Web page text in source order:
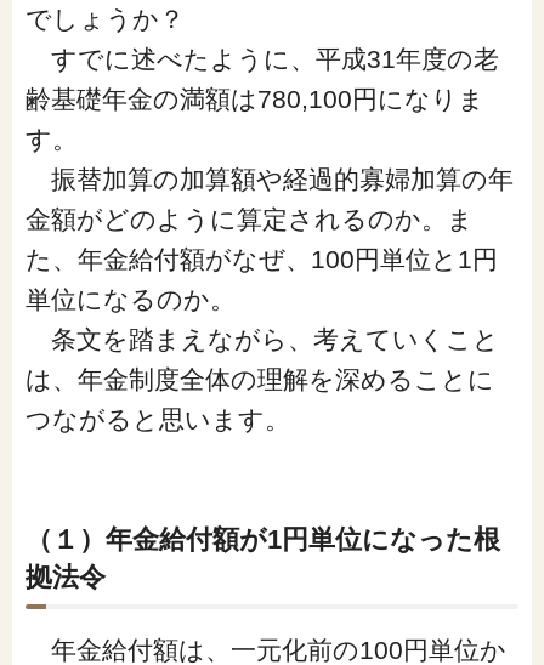
でしょうか？
すでに述べたように、平成31年度の老
齢基礎年金の満額は780,100円になりま
す。
振替加算の加算額や経過的寡婦加算の年
金額がどのように算定されるのか。ま
た、年金給付額がなぜ、100円単位と1円
単位になるのか。
条文を踏まえながら、考えていくこと
は、年金制度全体の理解を深めることに
つながると思います。
（１）年金給付額が1円単位になった根
拠法令
年金給付額は、一元化前の100円単位か